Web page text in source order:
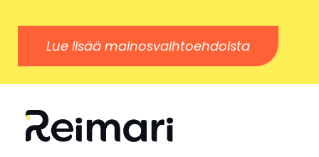
Lue lisää mainosvaihtoehdoista